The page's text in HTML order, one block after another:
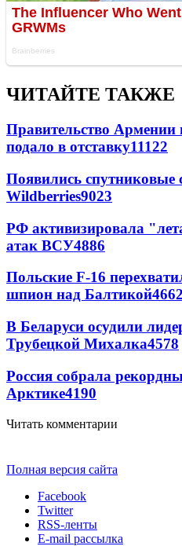
ЧИТАЙТЕ ТАКЖЕ
Правительство
подало в отставку11122
Появились спутниковые
Wildberries9023
РФ активизировала
атак ВСУ4886
Польские F-16
шпион над Балтикой4662
В Беларуси осудили
Трубецкой Михалка4578
Россия собрала
Арктике4190
Читать комментарии
Полная версия сайта
Facebook
Twitter
RSS-ленты
E-mail рассылка